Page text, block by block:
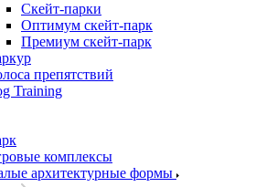
Скейт-парки
Оптимум скейт-парк
Премиум скейт-парк
препятствий
Training
комплексы
архитектурные формы